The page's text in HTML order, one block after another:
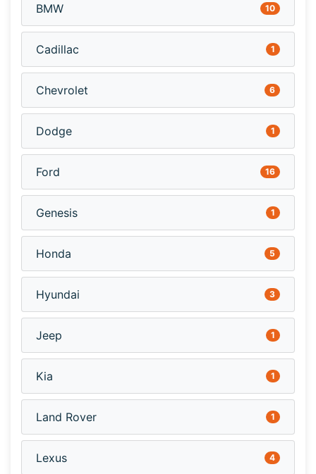
BMW 10
Cadillac 1
Chevrolet 6
Dodge 1
Ford 16
Genesis 1
Honda 5
Hyundai 3
Jeep 1
Kia 1
Land Rover 1
Lexus 4